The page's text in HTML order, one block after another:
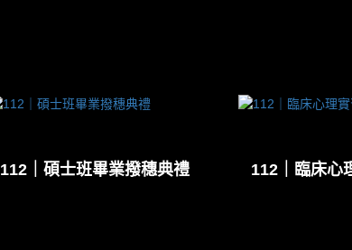
112｜碩士班畢業撥穗典禮 112｜臨床心